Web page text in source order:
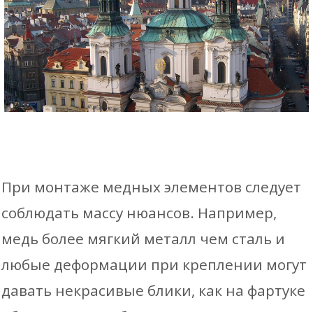
При монтаже медных элементов следует
соблюдать массу нюансов. Например,
медь более мягкий металл чем сталь и
любые деформации при креплении могут
давать некрасивые блики, как на фартуке